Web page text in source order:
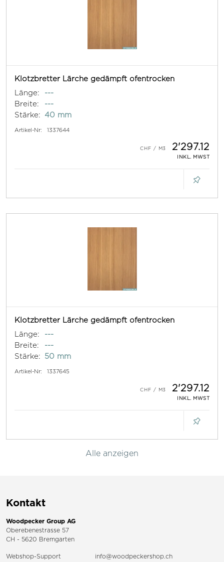
Klotzbretter Lärche gedämpft ofentrocken
Länge:
---
Breite:
---
Stärke:
40 mm
Artikel-Nr: 1337644
2'297.12
INKL. MWST
Klotzbretter Lärche gedämpft ofentrocken
Länge:
---
Breite:
---
Stärke:
50 mm
Artikel-Nr: 1337645
2'297.12
INKL. MWST
Alle anzeigen
Kontakt
Woodpecker Group AG
Oberebenestrasse 57
CH - 5620 Bremgarten
Webshop-Support info@woodpeckershop.ch